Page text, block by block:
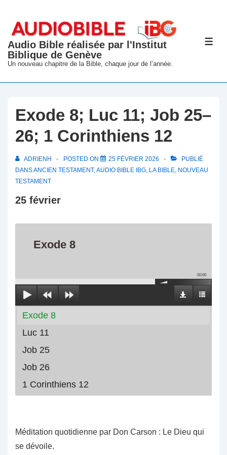
passer
contenu
principal
Audio Bible réalisée par l'Institut
Biblique de Genève
Un nouveau chapitre de la Bible, chaque jour de l’année.
Exode 8; Luc 11; Job 25–
26; 1 Corinthiens 12
ADRIENH POSTED ON 25 FÉVRIER 2026
PUBLIÉ
DANSANCIEN TESTAMENT,AUDIO BIBLE IBG, LA BIBLE, NOUVEAU
TESTAMENT
25 février
Exode 8
00:00
Exode 8
Luc 11
Job 25
Job 26
1 Corinthiens 12
Méditation quotidienne par Don Carson : Le Dieu qui
se dévoile.